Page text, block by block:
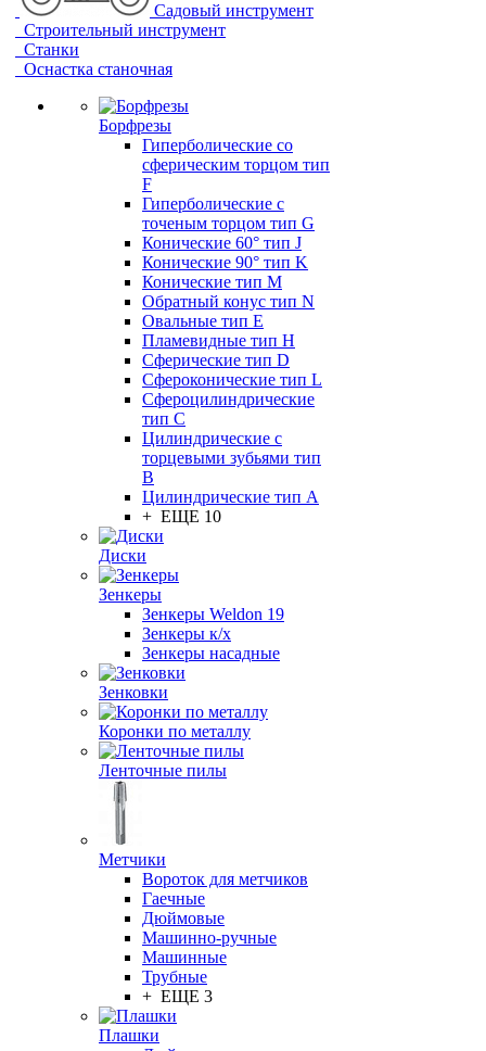
Садовый инструмент
Строительный инструмент
Станки
Оснастка станочная
Борфрезы
Гиперболические cо
сферическим торцом тип
F
Гиперболические с
точеным торцом тип G
Конические 60° тип J
Конические 90° тип K
Конические тип M
Обратный конус тип N
Овальные тип E
Пламевидные тип H
Сферические тип D
Сфероконические тип L
Сфероцилиндрические
тип C
Цилиндрические с
торцевыми зубьями тип
B
Цилиндрические тип А
+ ЕЩЕ 10
Диски
Зенкеры
Зенкеры Weldon 19
Зенкеры к/х
Зенкеры насадные
Зенковки
Коронки по металлу
Ленточные пилы
Метчики
Вороток для метчиков
Гаечные
Дюймовые
Машинно-ручные
Машинные
Трубные
+ ЕЩЕ 3
Плашки